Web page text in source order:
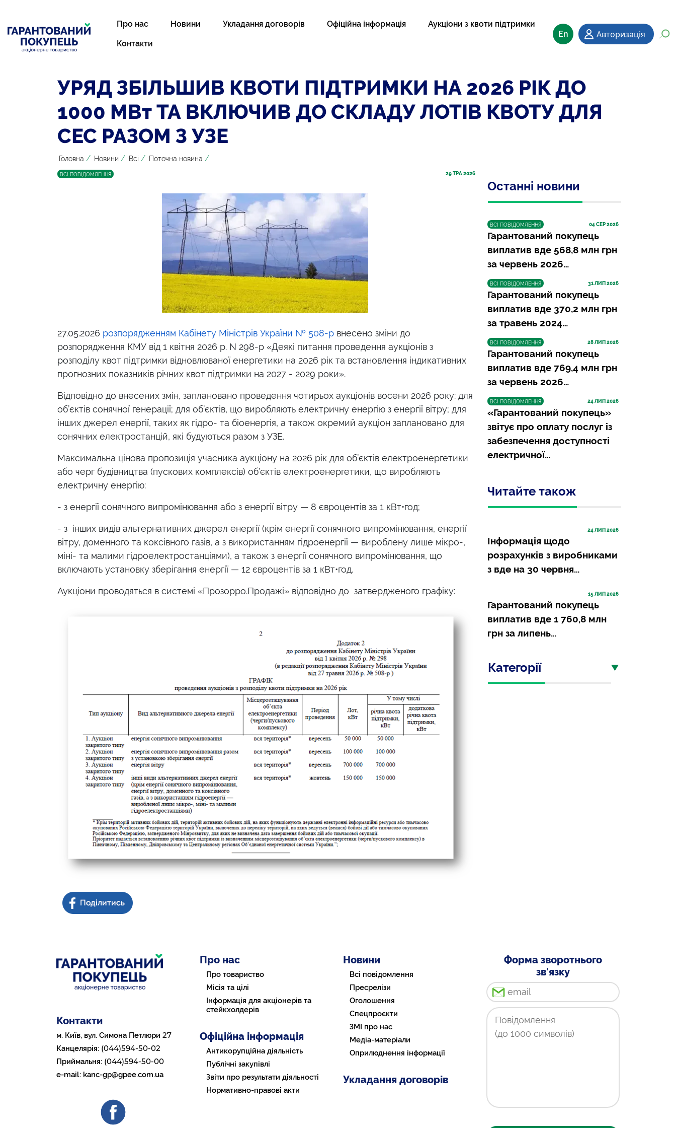
Про нас Новини Укладання договорів Офіційна інформація Аукціони з квоти підтримки
Контакти
En Авторизація
УРЯД ЗБІЛЬШИВ КВОТИ ПІДТРИМКИ НА 2026 РІК ДО
1000 МВт ТА ВКЛЮЧИВ ДО СКЛАДУ ЛОТІВ КВОТУ ДЛЯ
СЕС РАЗОМ З УЗЕ
Головна / Новини / Всі / Поточна новина /
ВСІ ПОВІДОМЛЕННЯ 29 ТРА 2026
27.05.2026 розпорядженням Кабінету Міністрів України № 508-р внесено зміни до
розпорядження КМУ від 1 квітня 2026 р. N 298-р «Деякі питання проведення аукціонів з
розподілу квот підтримки відновлюваної енергетики на 2026 рік та встановлення індикативних
прогнозних показників річних квот підтримки на 2027 - 2029 роки».
Відповідно до внесених змін, заплановано проведення чотирьох аукціонів восени 2026 року: для
об’єктів сонячної генерації; для об’єктів, що виробляють електричну енергію з енергії вітру; для
інших джерел енергії, таких як гідро- та біоенергія, а також окремий аукціон заплановано для
сонячних електростанцій, які будуються разом з УЗЕ.
Максимальна цінова пропозиція учасника аукціону на 2026 рік для об’єктів електроенергетики
або черг будівництва (пускових комплексів) об’єктів електроенергетики, що виробляють
електричну енергію:
- з енергії сонячного випромінювання або з енергії вітру — 8 євроцентів за 1 кВт•год;
- з інших видів альтернативних джерел енергії (крім енергії сонячного випромінювання, енергії
вітру, доменного та коксівного газів, а з використанням гідроенергії — вироблену лише мікро-,
міні- та малими гідроелектростанціями), а також з енергії сонячного випромінювання, що
включають установку зберігання енергії — 12 євроцентів за 1 кВт•год.
Аукціони проводяться в системі «Прозорро.Продажі» відповідно до затвердженого графіку:
Останні новини
ВСІ ПОВІДОМЛЕННЯ 04 СЕР 2026
Гарантований покупець
виплатив вде 568,8 млн грн
за червень 2026…
ВСІ ПОВІДОМЛЕННЯ 31 ЛИП 2026
Гарантований покупець
виплатив вде 370,2 млн грн
за травень 2024…
ВСІ ПОВІДОМЛЕННЯ 28 ЛИП 2026
Гарантований покупець
виплатив вде 769,4 млн грн
за червень 2026…
ВСІ ПОВІДОМЛЕННЯ 24 ЛИП 2026
«Гарантований покупець»
звітує про оплату послуг із
забезпечення доступності
електричної…
Читайте також
24 ЛИП 2026
Інформація щодо
розрахунків з виробниками
з вде на 30 червня…
15 ЛИП 2026
Гарантований покупець
виплатив вде 1 760,8 млн
грн за липень…
Категорії
Контакти
м. Київ, вул. Симона Петлюри 27
Канцелярія: (044)594-50-02
Приймальня: (044)594-50-00
e-mail: kanc-gp@gpee.com.ua
Про нас
Про товариство
Місія та цілі
Інформація для акціонерів та
стейкхолдерів
Офіційна інформація
Антикорупційна діяльність
Публічні закупівлі
Звіти про результати діяльності
Нормативно-правові акти
Новини
Всі повідомлення
Пресрелізи
Оголошення
Спецпроєкти
ЗМІ про нас
Медіа-матеріали
Оприлюднення інформації
Укладання договорів
Форма зворотнього
зв'язку